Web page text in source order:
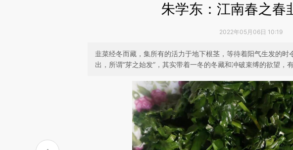
朱学东：江南春之春
2022年05月06日 10:19
韭菜经冬而藏，集所有的活力于地下根茎，等待着阳气生发的时
出，所谓“芽之始发”，其实带着一冬的冬藏和冲破束缚的欲望，